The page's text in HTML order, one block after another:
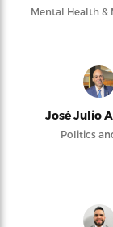
Mental Health &
José Julio
Politics